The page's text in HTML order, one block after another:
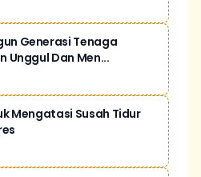
Generasi Tenaga
Unggul Dan Men...
Mengatasi Susah Tidur